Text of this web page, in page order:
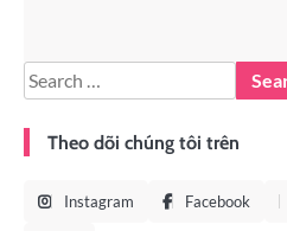
Theo dõi chúng tôi trên
Instagram Facebook